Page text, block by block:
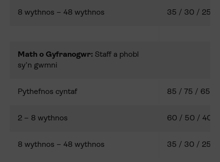
8 wythnos – 48 wythnos 35 / 30 / 25
Math o Gyfranogwr: Staff a phobl
sy’n gwmni
Pythefnos cyntaf 85 / 75 / 65
2 – 8 wythnos 60 / 50 / 40
8 wythnos – 48 wythnos 35 / 30 / 25